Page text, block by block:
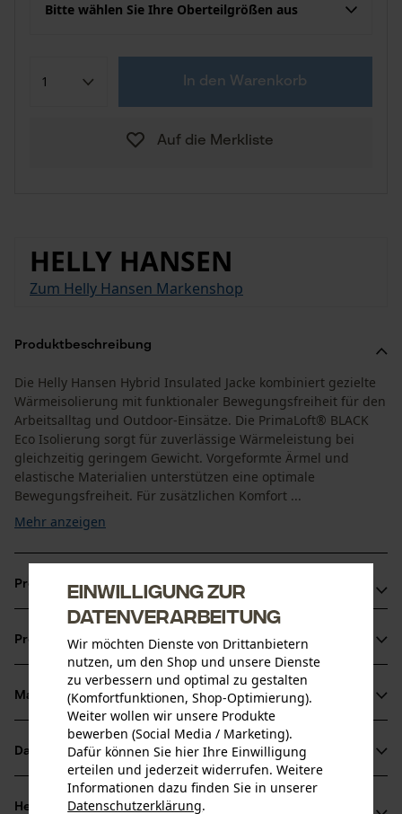
Bitte wählen Sie Ihre Oberteilgrößen aus
In den Warenkorb
Auf die Merkliste
HELLY HANSEN
Zum Helly Hansen Markenshop
Produktbeschreibung
Die Helly Hansen Hybrid Insulated Jacke kombiniert gezielte
Wärmeisolierung mit funktionaler Bewegungsfreiheit für den
Arbeitsalltag und Outdoor-Einsätze. Die PrimaLoft® BLACK
Eco Isolierung sorgt für zuverlässige Wärmeleistung bei
gleichzeitig geringem Gewicht. Vorgeformte Ärmel und
elastische Materialien unterstützen eine optimale
Bewegungsfreiheit. Für zusätzlichen Komfort ...
Mehr anzeigen
Produktvorteile
PrimaLoft® BLACK Eco Isolierung für zuverlässige Wärme
YKK®-Frontreißverschluss mit Kinnschutz
Verstellbarer Saum für individuelle Passform
Produktinformationen
Produktdetails
Ärmeltyp
Langarm
Material & Pflege
Material
Materialart
Datenblätter
Produktsicherheitsdatenblatt (PDF)
Herstellerinformationen
Einwilligung zur
Datenverarbeitung
Wir möchten Dienste von Drittanbietern
nutzen, um den Shop und unsere Dienste
zu verbessern und optimal zu gestalten
(Komfortfunktionen, Shop-Optimierung).
Weiter wollen wir unsere Produkte
bewerben (Social Media / Marketing).
Dafür können Sie hier Ihre Einwilligung
erteilen und jederzeit widerrufen. Weitere
Informationen dazu finden Sie in unserer
Datenschutzerklärung.